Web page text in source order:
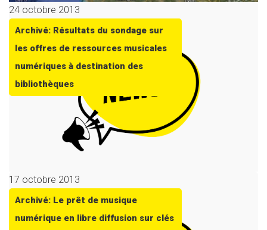
24 octobre 2013
Archivé: Résultats du sondage sur
les offres de ressources musicales
numériques à destination des
bibliothèques
17 octobre 2013
Archivé: Le prêt de musique
numérique en libre diffusion sur clés